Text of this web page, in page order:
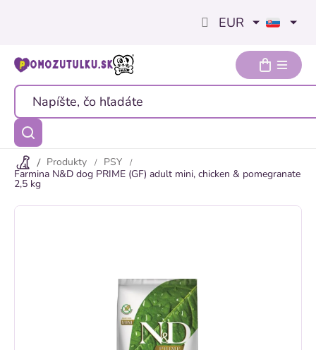
EUR
Produkty
PSY
Farmina N&D dog PRIME (GF) adult mini, chicken & pomegranate
2,5 kg